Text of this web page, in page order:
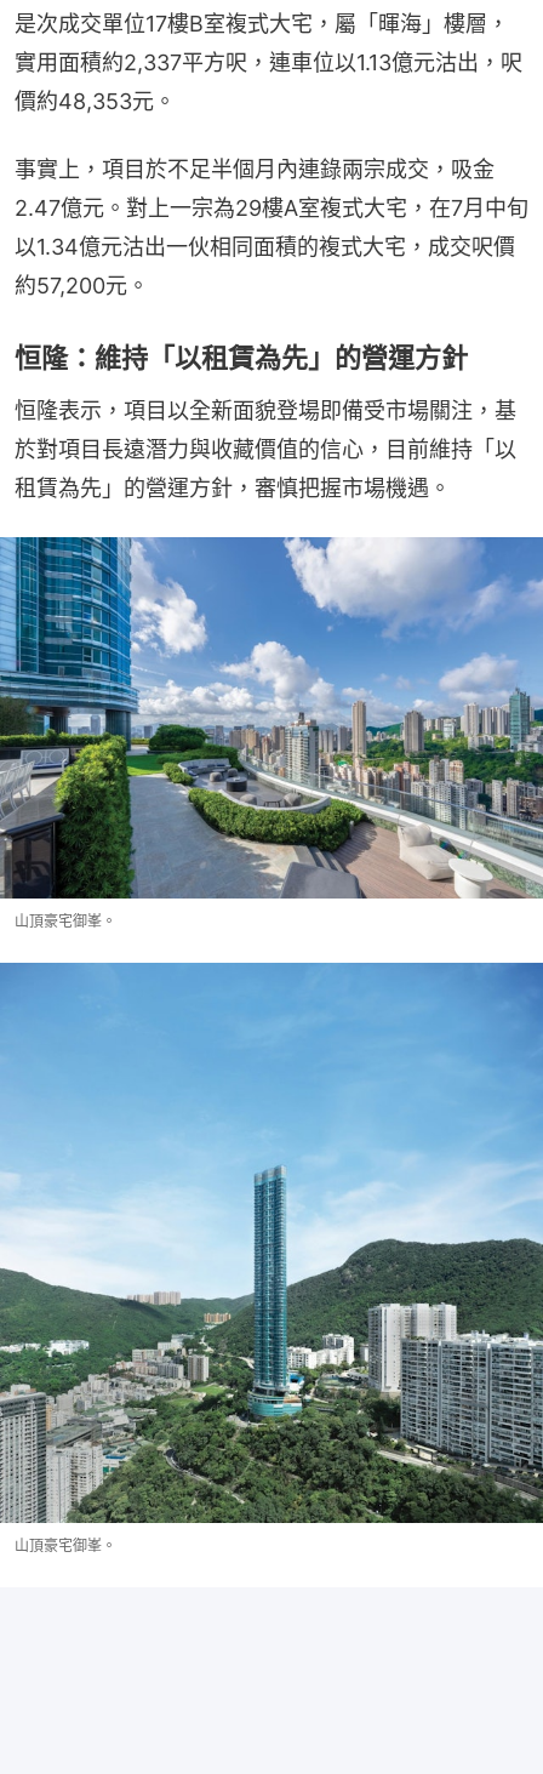
是次成交單位17樓B室複式大宅，屬「暉海」樓層，
實用面積約2,337平方呎，連車位以1.13億元沽出，呎
價約48,353元。
事實上，項目於不足半個月內連錄兩宗成交，吸金
2.47億元。對上一宗為29樓A室複式大宅，在7月中旬
以1.34億元沽出一伙相同面積的複式大宅，成交呎價
約57,200元。
恒隆：維持「以租賃為先」的營運方針
恒隆表示，項目以全新面貌登場即備受市場關注，基
於對項目長遠潛力與收藏價值的信心，目前維持「以
租賃為先」的營運方針，審慎把握市場機遇。
山頂豪宅御峯。
山頂豪宅御峯。